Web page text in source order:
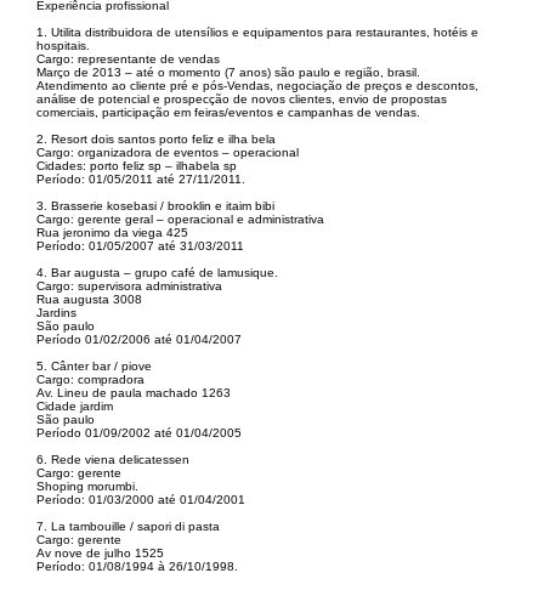
Experiência profissional
1. Utilita distribuidora de utensílios e equipamentos para restaurantes, hotéis e
hospitais.
Cargo: representante de vendas
Março de 2013 – até o momento (7 anos) são paulo e região, brasil.
Atendimento ao cliente pré e pós-Vendas, negociação de preços e descontos,
análise de potencial e prospecção de novos clientes, envio de propostas
comerciais, participação em feiras/eventos e campanhas de vendas.
2. Resort dois santos porto feliz e ilha bela
Cargo: organizadora de eventos – operacional
Cidades: porto feliz sp – ilhabela sp
Período: 01/05/2011 até 27/11/2011.
3. Brasserie kosebasi / brooklin e itaim bibi
Cargo: gerente geral – operacional e administrativa
Rua jeronimo da viega 425
Período: 01/05/2007 até 31/03/2011
4. Bar augusta – grupo café de lamusique.
Cargo: supervisora administrativa
Rua augusta 3008
Jardins
São paulo
Período 01/02/2006 até 01/04/2007
5. Cânter bar / piove
Cargo: compradora
Av. Lineu de paula machado 1263
Cidade jardim
São paulo
Período 01/09/2002 até 01/04/2005
6. Rede viena delicatessen
Cargo: gerente
Shoping morumbi.
Período: 01/03/2000 até 01/04/2001
7. La tambouille / sapori di pasta
Cargo: gerente
Av nove de julho 1525
Período: 01/08/1994 à 26/10/1998.